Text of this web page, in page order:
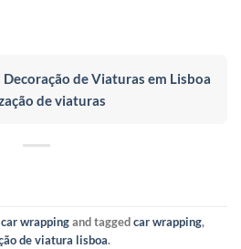
Decoração de Viaturas em Lisboa
de viaturas
car wrappingand taggedcar wrapping,
de viatura lisboa.